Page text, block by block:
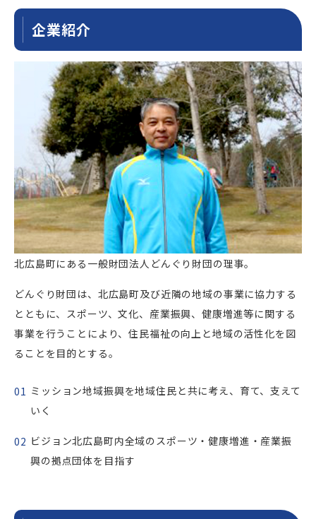
企業紹介
北広島町にある一般財団法人どんぐり財団の理事。
どんぐり財団は、北広島町及び近隣の地域の事業に協力する
とともに、スポーツ、文化、産業振興、健康増進等に関する
事業を行うことにより、住民福祉の向上と地域の活性化を図
ることを目的とする。
ミッション地域振興を地域住民と共に考え、育て、支えて
いく
ビジョン北広島町内全域のスポーツ・健康増進・産業振
興の拠点団体を目指す